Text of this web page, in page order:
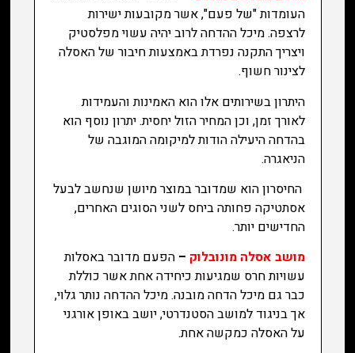
העומדות "של פעם", אשר מקובעות ישירות
לרצפה. מיכל ההדחה לרוב יהיה עשוי מפלסטיק
ויצריך התקנה נפרדת באמצעות חיבור של האסלה
לצינור חשוף.
היתרון בשירותים אלו הוא האמינות והעמידות
לאורך זמן, וכן המחיר הזול יחסית. יתרון נוסף הוא
בהדחה היעילה הודות למיקומה המוגבה של
הניאגרה.
החיסרון הוא שמדובר במוצר מיושן שנחשב לבעל
אסתטיקה פחותה ביחס לשני הסוגים האחרים,
החדישים יותר.
מושב אסלה מונובלוק –הפעם מדובר באסלות
עשויות חרס שמגיעות כיחידה אחת אשר כוללת
כבר גם מיכל הדחה מובנה. מיכל ההדחה נותר גלוי,
אך בניגוד למושב הסטנדרטי, יושב באופן אורגני
על האסלה כמקשה אחת.